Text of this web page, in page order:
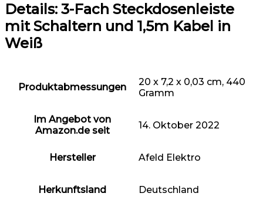
Details: 3-Fach Steckdosenleiste
mit Schaltern und 1,5m Kabel in
Weiß
Produktabmessungen
20 x 7,2 x 0,03 cm, 440
Gramm
Im Angebot von
Amazon.de seit
14. Oktober 2022
Hersteller Afeld Elektro
Herkunftsland Deutschland